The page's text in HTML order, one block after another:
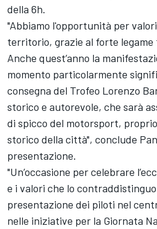
della 6h.
"Abbiamo l'opportunità per
territorio, grazie al forte
Anche quest’anno la
momento particolarmente
consegna del Trofeo Lorenzo
storico e autorevole, che sarà
di spicco del motorsport,
storico della città", conclude
presentazione.
"Un’occasione per celebrare
e i valori che lo
presentazione dei piloti nel
nelle iniziative per la Giornata